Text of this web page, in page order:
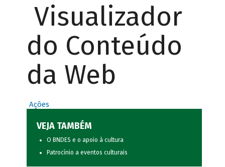
Visualizador
do Conteúdo
da Web
Ações
VEJA TAMBÉM
O BNDES e o apoio à cultura
Patrocínio a eventos culturais